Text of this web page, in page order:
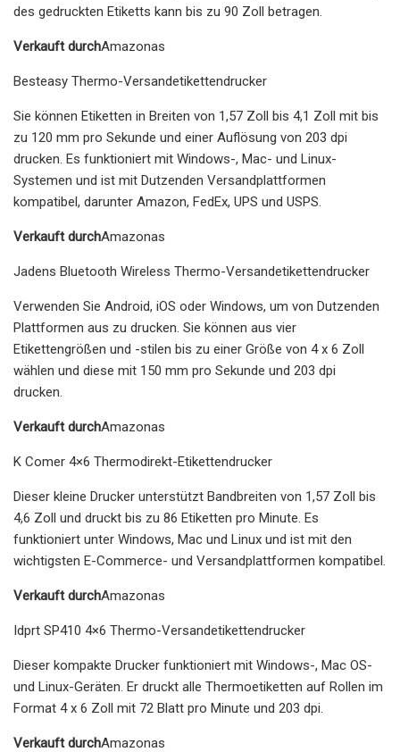
des gedruckten Etiketts kann bis zu 90 Zoll betragen.
Verkauft durchAmazonas
Besteasy Thermo-Versandetikettendrucker
Sie können Etiketten in Breiten von 1,57 Zoll bis 4,1 Zoll mit bis
zu 120 mm pro Sekunde und einer Auflösung von 203 dpi
drucken. Es funktioniert mit Windows-, Mac- und Linux-
Systemen und ist mit Dutzenden Versandplattformen
kompatibel, darunter Amazon, FedEx, UPS und USPS.
Verkauft durchAmazonas
Jadens Bluetooth Wireless Thermo-Versandetikettendrucker
Verwenden Sie Android, iOS oder Windows, um von Dutzenden
Plattformen aus zu drucken. Sie können aus vier
Etikettengrößen und -stilen bis zu einer Größe von 4 x 6 Zoll
wählen und diese mit 150 mm pro Sekunde und 203 dpi
drucken.
Verkauft durchAmazonas
K Comer 4×6 Thermodirekt-Etikettendrucker
Dieser kleine Drucker unterstützt Bandbreiten von 1,57 Zoll bis
4,6 Zoll und druckt bis zu 86 Etiketten pro Minute. Es
funktioniert unter Windows, Mac und Linux und ist mit den
wichtigsten E-Commerce- und Versandplattformen kompatibel.
Verkauft durchAmazonas
Idprt SP410 4×6 Thermo-Versandetikettendrucker
Dieser kompakte Drucker funktioniert mit Windows-, Mac OS-
und Linux-Geräten. Er druckt alle Thermoetiketten auf Rollen im
Format 4 x 6 Zoll mit 72 Blatt pro Minute und 203 dpi.
Verkauft durchAmazonas